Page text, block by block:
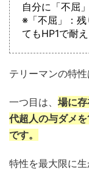
自分に「不屈
※「不屈」：
てもHP1で耐
テリーマンの特性
一つ目は、 場に
代超人の与ダメ
です。
特性を最大限に